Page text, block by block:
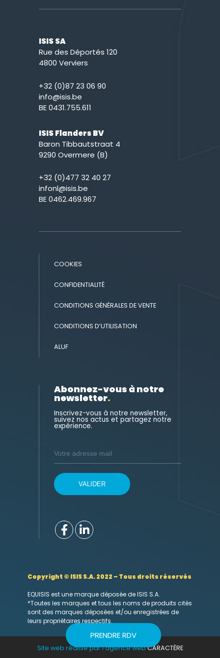
PRENDRE RDV
ISIS SA
Rue des Déportés 120
4800 Verviers
+32 (0)87 23 06 90
info@isis.be
BE 0431.755.611
ISIS Flanders BV
Baron Tibbautstraat 4
9290 Overmere (B)
+32 (0)477 32 40 27
infonl@isis.be
BE 0462.469.967
COOKIES
CONFIDENTIALITÉ
CONDITIONS GÉNÉRALES DE VENTE
CONDITIONS D’UTILISATION
ALUF
Abonnez-vous à notre
newsletter.
Inscrivez-vous à notre newsletter,
suivez nos actus et partagez notre
expérience.
Copyright © ISIS S.A. 2022 – Tous droits réservés
EQUISIS est une marque déposée de ISIS S.A.
*Toutes les marques et tous les noms de produits cités
sont des marques déposées et/ou enregistrées de
leurs propriétaires respectifs.
Site web réalisé par l’agence webCARACTÈRE